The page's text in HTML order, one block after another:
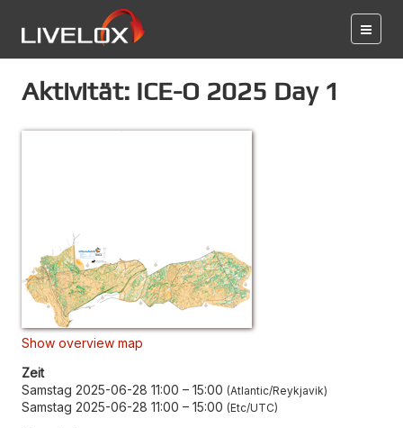
Aktivität: ICE-O 2025 Day 1
Show overview map
Zeit
Samstag 2025-06-28 11:00 – 15:00 Atlantic/Reykjavik
Samstag 2025-06-28 11:00 – 15:00 Etc/UTC